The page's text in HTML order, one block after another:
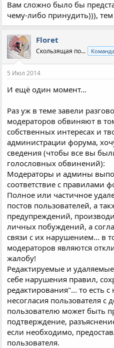
Вам сложно было бы
чему-либо принудить))),
Floret
Скользящая по...
5 Июл 2014
И ещё один момент...
Раз уж в теме завели
модераторов обвиняют в
собственных интересах и
администрации форума,
сведения (чтобы все вы
голословных обвинений):
Модераторы и админы
соответствие с правилами
Полное или частичное
постов пользователей, а
предупреждений,
личных побуждений, а
связи с их нарушением... в
модераторов являются
жалобу!
Редактируемые и
себе нарушения правил,
редактирования"... то есть
несогласия пользователя
пользователю может быть
подтверждение,
если необходимо,
пользователя.